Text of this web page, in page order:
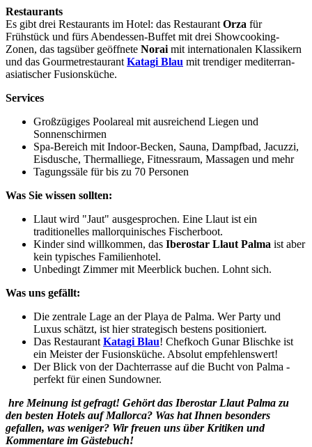
Restaurants
Es gibt drei Restaurants im Hotel: das Restaurant Orza für
Frühstück und fürs Abendessen-Buffet mit drei Showcooking-
Zonen, das tagsüber geöffnete Norai mit internationalen Klassikern
und das Gourmetrestaurant Katagi Blau mit trendiger mediterran-
asiatischer Fusionsküche.
Services
Großzügiges Poolareal mit ausreichend Liegen und
Sonnenschirmen
Spa-Bereich mit Indoor-Becken, Sauna, Dampfbad, Jacuzzi,
Eisdusche, Thermalliege, Fitnessraum, Massagen und mehr
Tagungssäle für bis zu 70 Personen
Was Sie wissen sollten:
Llaut wird "Jaut" ausgesprochen. Eine Llaut ist ein
traditionelles mallorquinisches Fischerboot.
Kinder sind willkommen, das Iberostar Llaut Palma ist aber
kein typisches Familienhotel.
Unbedingt Zimmer mit Meerblick buchen. Lohnt sich.
Was uns gefällt:
Die zentrale Lage an der Playa de Palma. Wer Party und
Luxus schätzt, ist hier strategisch bestens positioniert.
Das Restaurant Katagi Blau! Chefkoch Gunar Blischke ist
ein Meister der Fusionsküche. Absolut empfehlenswert!
Der Blick von der Dachterrasse auf die Bucht von Palma -
perfekt für einen Sundowner.
hre Meinung ist gefragt! Gehört das Iberostar Llaut Palma zu
den besten Hotels auf Mallorca? Was hat Ihnen besonders
gefallen, was weniger? Wir freuen uns über Kritiken und
Kommentare im Gästebuch!